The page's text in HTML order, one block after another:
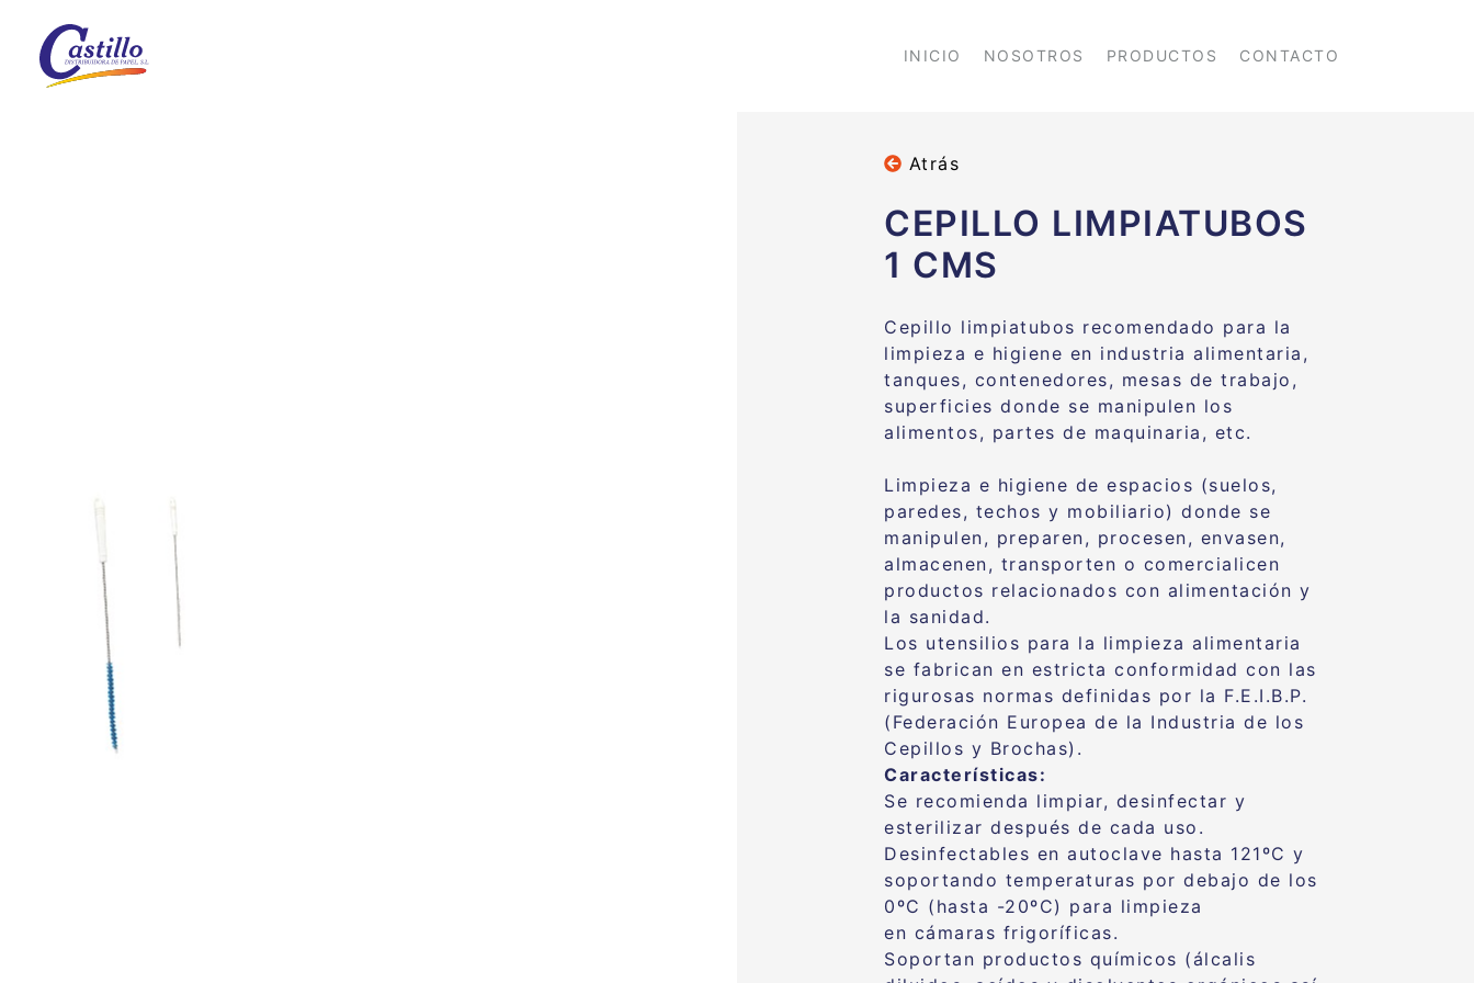
INICIO NOSOTROS PRODUCTOS CONTACTO
Atrás
CEPILLO LIMPIATUBOS
1 CMS
Cepillo limpiatubos recomendado para la
limpieza e higiene en industria alimentaria,
tanques, contenedores, mesas de trabajo,
superficies donde se manipulen los
alimentos, partes de maquinaria, etc.
Limpieza e higiene de espacios (suelos,
paredes, techos y mobiliario) donde se
manipulen, preparen, procesen, envasen,
almacenen, transporten o comercialicen
productos relacionados con alimentación y
la sanidad.
Los utensilios para la limpieza alimentaria
se fabrican en estricta conformidad con las
rigurosas normas definidas por la F.E.I.B.P.
(Federación Europea de la Industria de los
Cepillos y Brochas).
Características:
Se recomienda limpiar, desinfectar y
esterilizar después de cada uso.
Desinfectables en autoclave hasta 121ºC y
soportando temperaturas por debajo de los
0ºC (hasta -20ºC) para limpieza
en cámaras frigoríficas.
Soportan productos químicos (álcalis